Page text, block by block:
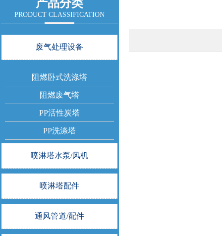
产品分类
PRODUCT CLASSIFICATION
废气处理设备
阻燃卧式洗涤塔
阻燃废气塔
PP活性炭塔
PP洗涤塔
喷淋塔水泵/风机
喷淋塔配件
通风管道/配件